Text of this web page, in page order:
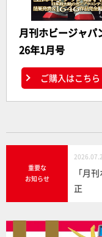
月刊ホビージャパ
26年1月号
ご購入はこちら
重要な
お知らせ
「月
正